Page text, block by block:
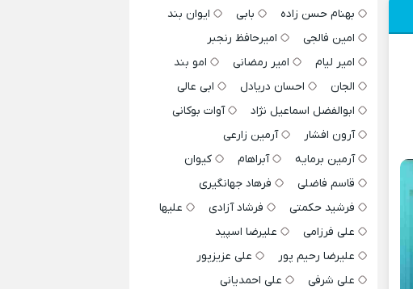
بهنام حسن زاده
بابی
ایوان بند
امین فالجی
امیرحافظ رنجبر
امیر لیام
امیر رمضانی
امو بند
الجان
احسان دریادل
ابی عالی
ابوالفضل اسماعیل نژاد
آوات بوکانی
آرون افشار
آرمین زارعی
آرمین برمایه
آبراهام
کیوان
قاسم فاضلی
فرهاد جهانگیری
فرشید حکمتی
فرشاد آزادی
علیها
علی فرزامی
علیرضا اسپید
علیرضا رحیم پور
علی عزیزپور
علی شرفی
علی احمدیانی